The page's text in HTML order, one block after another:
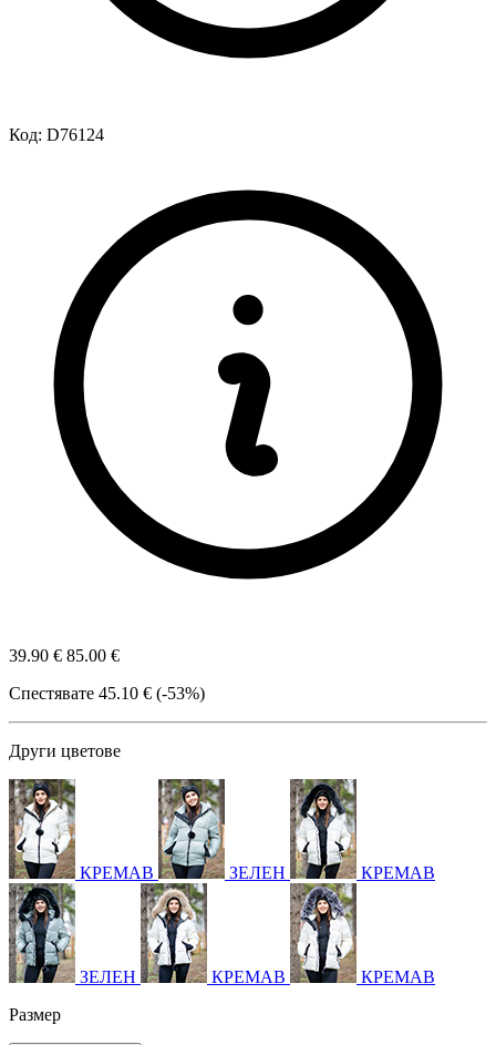
Код: D76124
39.90 € 85.00 €
Спестявате 45.10 € (-53%)
Други цветове
КРЕМАВ ЗЕЛЕН КРЕМАВ
ЗЕЛЕН КРЕМАВ
КРЕМАВ
Размер